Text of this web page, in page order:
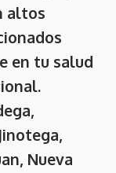
altos
en tu salud
Nueva